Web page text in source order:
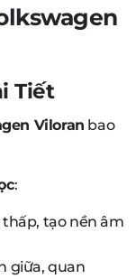
Tiết
Viloran bao
:
thấp, tạo nền âm
giữa, quan